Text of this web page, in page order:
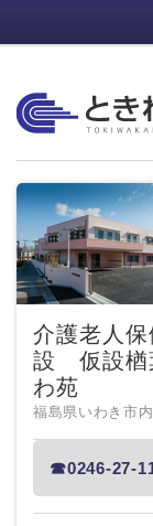
介護老人保
設 仮設楢
わ苑
福島県いわき市
☎0246-27-